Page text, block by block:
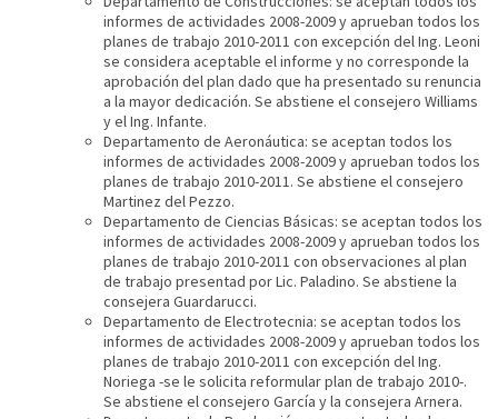
informes de actividades 2008-2009 y aprueban todos los
planes de trabajo 2010-2011 con excepción del Ing. Leoni
se considera aceptable el informe y no corresponde la
aprobación del plan dado que ha presentado su renuncia
a la mayor dedicación. Se abstiene el consejero Williams
y el Ing. Infante.
Departamento de Aeronáutica: se aceptan todos los
informes de actividades 2008-2009 y aprueban todos los
planes de trabajo 2010-2011. Se abstiene el consejero
Martinez del Pezzo.
Departamento de Ciencias Básicas: se aceptan todos los
informes de actividades 2008-2009 y aprueban todos los
planes de trabajo 2010-2011 con observaciones al plan
de trabajo presentad por Lic. Paladino. Se abstiene la
consejera Guardarucci.
Departamento de Electrotecnia: se aceptan todos los
informes de actividades 2008-2009 y aprueban todos los
planes de trabajo 2010-2011 con excepción del Ing.
Noriega -se le solicita reformular plan de trabajo 2010-.
Se abstiene el consejero García y la consejera Arnera.